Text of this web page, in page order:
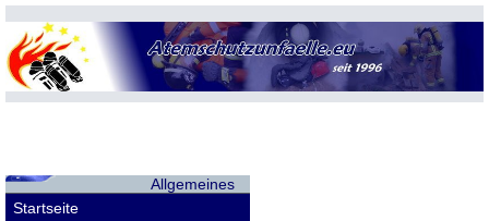
Allgemeines
Startseite